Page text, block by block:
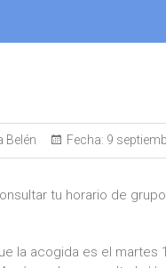
Belén Fecha: 9
tu horario de
la acogida es el martes